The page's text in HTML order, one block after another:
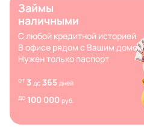
Займы
наличными
С любой кредитной историей
В офисе рядом с Вашим домом
Нужен только паспорт
от 3 до 365 дней
до 100 000 руб.